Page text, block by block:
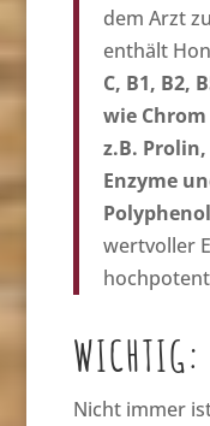
dem Arzt
enthält
C, B1, B2,
wie
z.B.
Enzyme
wertvoller
Nicht immer